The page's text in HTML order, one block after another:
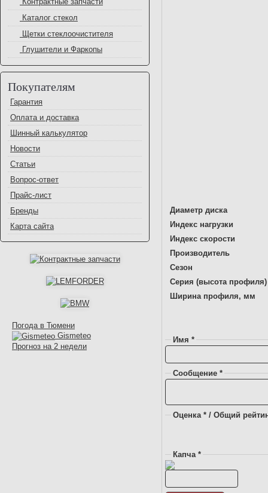
Каталог стекол
Щетки стеклоочистителя
Глушители и Фаркопы
Покупателям
Гарантия
Оплата и доставка
Шинный калькулятор
Новости
Статьи
Вопрос-ответ
Прайс-лист
Бренды
Карта сайта
Погода в Тюмени
Gismeteo
Прогноз на 2 недели
Диаметр диска
Индекс нагрузки
Индекс скорости
Производитель
Сезон
Серия (высота профиля)
Ширина профиля, мм
Имя *
Сообщение *
Оценка * / Общий
Капча *